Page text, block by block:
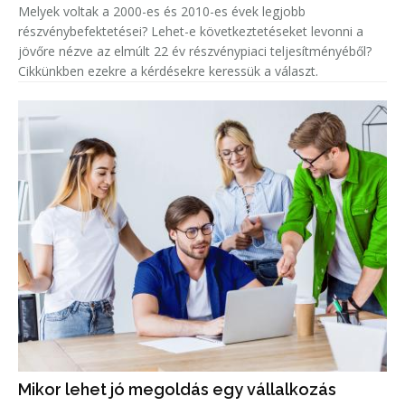
Melyek voltak a 2000-es és 2010-es évek legjobb
részvénybefektetései? Lehet-e következtetéseket levonni a
jövőre nézve az elmúlt 22 év részvénypiaci teljesítményéből?
Cikkünkben ezekre a kérdésekre keressük a választ.
Mikor lehet jó megoldás egy vállalkozás